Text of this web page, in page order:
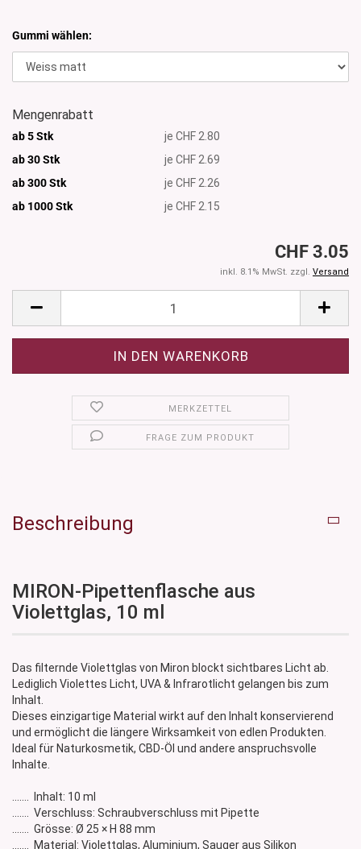
Gummi wählen:
Mengenrabatt
ab 5 Stk
je CHF 2.80
ab 30 Stk
je CHF 2.69
ab 300 Stk
je CHF 2.26
ab 1000Stk je CHF 2.15
CHF 3.05
inkl. 8.1% MwSt. zzgl. Versand
MERKZETTEL
FRAGE ZUM PRODUKT
Beschreibung
MIRON-Pipettenflasche aus
Violettglas, 10 ml
Das filternde Violettglas von Miron blockt sichtbares Licht ab.
Lediglich Violettes Licht, UVA & Infrarotlicht gelangen bis zum
Inhalt.
Dieses einzigartige Material wirkt auf den Inhalt konservierend
und ermöglicht die längere Wirksamkeit von edlen Produkten.
Ideal für Naturkosmetik, CBD-Öl und andere anspruchsvolle
Inhalte.
....... Inhalt: 10 ml
....... Verschluss: Schraubverschluss mit Pipette
....... Grösse: Ø 25 × H 88 mm
....... Material: Violettglas, Aluminium, Sauger aus Silikon